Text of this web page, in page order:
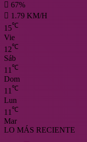
67%
1.79 KM/H
15℃
Vie
12℃
Sáb
11 ℃
Dom
11℃
Lun
11 ℃
Mar
LO MÁS RECIENTE